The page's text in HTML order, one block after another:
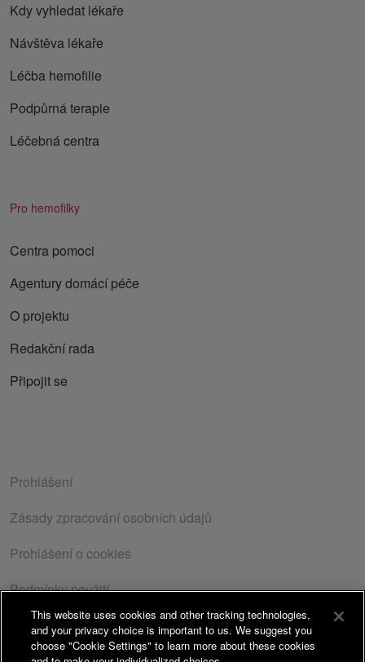
Kdy vyhledat lékaře
Návštěva lékaře
Léčba hemofilie
Podpůrná terapie
Léčebná centra
Pro hemofilky
Centra pomoci
Agentury domácí péče
O projektu
Redakční rada
Připojit se
Prohlášení
Zásady zpracování osobních údajů
Prohlášení o cookies
Podmínky použití
Zásady o ochraně osobních údajů| Copyright© 2026
Takeda Pharmaceuticals Czech Republic s.r.o. Všechna
This website uses cookies and other tracking technologies,
and your privacy choice is important to us. We suggest you
choose "Cookie Settings" to learn more about these cookies